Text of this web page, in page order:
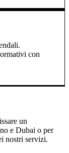
con
un
e Dubai o per
nostri servizi.